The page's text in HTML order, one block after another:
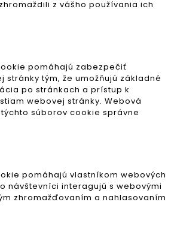
z vášho používania ich
pomáhajú zabezpečiť
tým, že umožňujú základné
po stránkach a prístup k
webovej stránky. Webová
súborov cookie správne
pomáhajú vlastníkom webových
návštevníci interagujú s webovými
zhromažďovaním a nahlasovaním